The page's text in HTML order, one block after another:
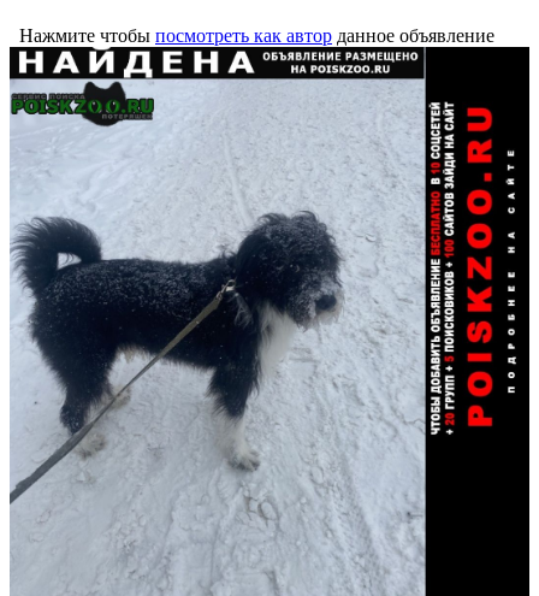
Нажмите чтобы посмотреть как автор данное объявление